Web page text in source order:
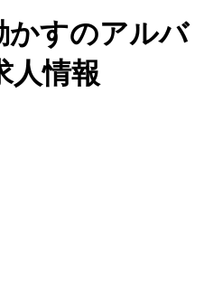
かすのアルバ
人情報